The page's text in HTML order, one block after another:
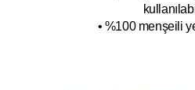
• %100 menşeili